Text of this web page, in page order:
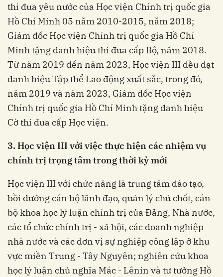
thi đua yêu nước của Học viện Chính trị quốc gia
Hồ Chí Minh 05 năm 2010-2015, năm 2018;
Giám đốc Học viện Chính trị quốc gia Hồ Chí
Minh tặng danh hiệu thi đua cấp Bộ, năm 2018.
Từ năm 2019 đến năm 2023, Học viện III đều đạt
danh hiệu Tập thể Lao động xuất sắc, trong đó,
năm 2019 và năm 2023, Giám đốc Học viện
Chính trị quốc gia Hồ Chí Minh tặng danh hiệu
Cờ thi đua cấp Học viện.
3. Học viện III với việc thực hiện các nhiệm vụ
chính trị trọng tâm trong thời kỳ mới
Học viện III với chức năng là trung tâm đào tạo,
bồi dưỡng cán bộ lãnh đạo, quản lý chủ chốt, cán
bộ khoa học lý luận chính trị của Đảng, Nhà nước,
các tổ chức chính trị - xã hội, các doanh nghiệp
nhà nước và các đơn vị sự nghiệp công lập ở khu
vực miền Trung - Tây Nguyên; nghiên cứu khoa
học lý luận chủ nghĩa Mác - Lênin và tư tưởng Hồ